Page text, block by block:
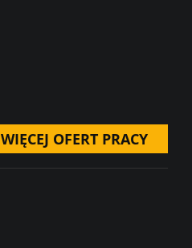
WIĘCEJ OFERT PRACY